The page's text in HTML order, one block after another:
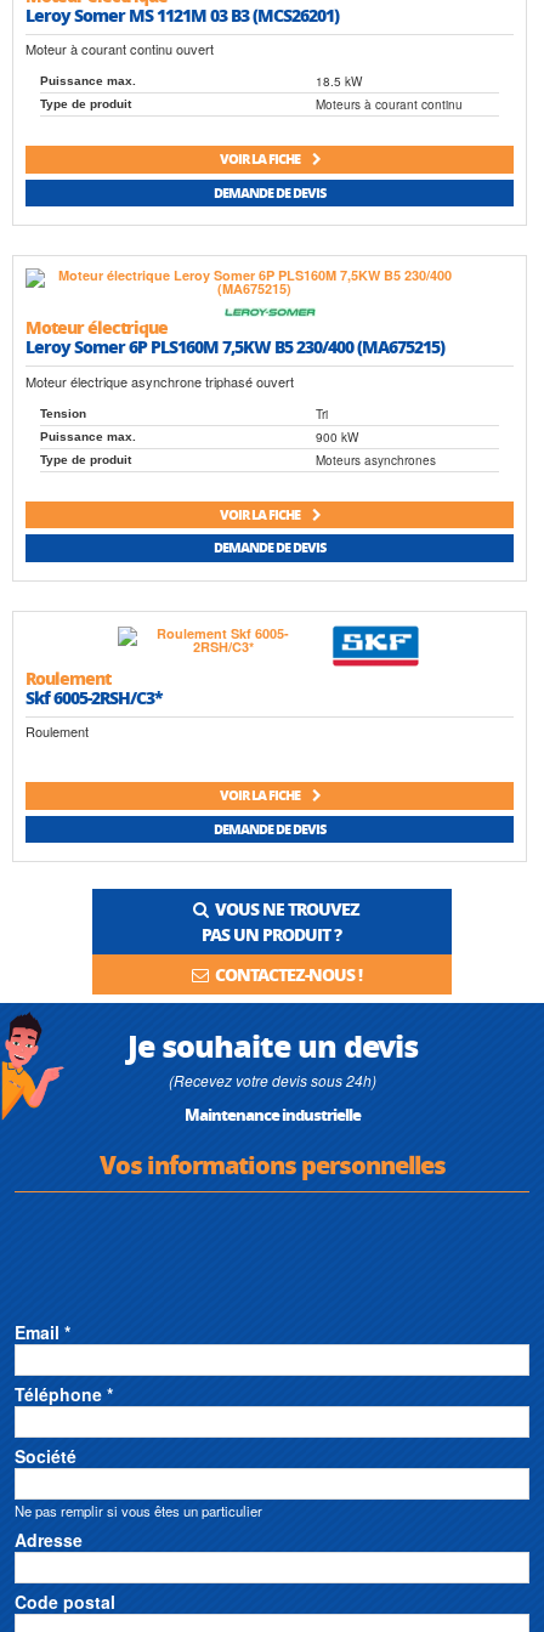
Leroy Somer MS 1121M 03 B3 (MCS26201)
Moteur à courant continu ouvert
Puissance max. 18.5 kW
Type de produit Moteurs à courant continu
VOIR LA FICHE
DEMANDE DE DEVIS
Moteur électrique
Leroy Somer 6P PLS160M 7,5KW B5 230/400 (MA675215)
Moteur électrique asynchrone triphasé ouvert
Tension Tri
Puissance max. 900 kW
Type de produit Moteurs asynchrones
VOIR LA FICHE
DEMANDE DE DEVIS
Roulement
Skf 6005-2RSH/C3*
Roulement
VOIR LA FICHE
DEMANDE DE DEVIS
VOUS NE TROUVEZ
PAS UN PRODUIT ?
CONTACTEZ-NOUS !
Je souhaite un devis
(Recevez votre devis sous 24h)
Maintenance industrielle
Vos informations personnelles
Email *
Téléphone *
Société
Ne pas remplir si vous êtes un particulier
Adresse
Code postal